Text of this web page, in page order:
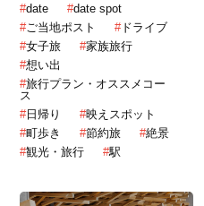
#date #date spot
#ご当地ポスト #ドライブ
#女子旅 #家族旅行
#想い出
#旅行プラン・オススメコー
ス
#日帰り #映えスポット
#町歩き #節約旅 #絶景
#観光・旅行 #駅